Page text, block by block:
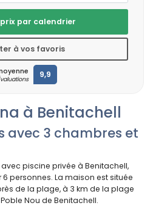
à Benitachell
avec 3 chambres et
piscine privée à Benitachell,
personnes. La maison est située
de la plage, à 3 km de la plage
Nou de Benitachell.
par calendrier
à vos favoris
9,9